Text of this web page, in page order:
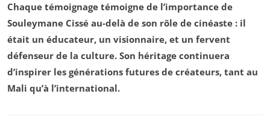
Chaque témoignage témoigne de l’importance de
Souleymane Cissé au-delà de son rôle de cinéaste : il
était un éducateur, un visionnaire, et un fervent
défenseur de la culture. Son héritage continuera
d’inspirer les générations futures de créateurs, tant au
Mali qu’à l’international.